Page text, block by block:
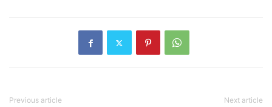
Previous article Next article